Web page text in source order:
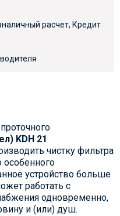
расчет, Кредит
KDH 21
чистку фильтра
устройство больше
работать с
одновременно,
и (или) душ.